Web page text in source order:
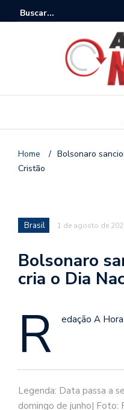
Home / Bolsonaro
Cristão
Brasil 1 de agosto de
Bolsonaro
cria o Dia
R edação A
Legenda: Data passa a
domingo de junho| Foto: